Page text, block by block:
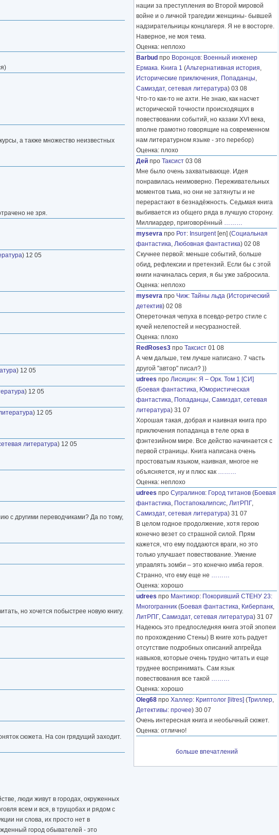
а также множество неизвестных
не зря.
) 12 05
) 12 05
) 12 05
) 12 05
литература) 12 05
с другими переводчиками? Да по тому,
но хочется побыстрее новую книгу.
сюжета. На сон грядущий заходит.
люди живут в городах, окруженных
всем и вся, в трущобах и рядом с
ни слова, их просто нет в
город обывателей - это
нации за преступления во Второй мировой
войне и о личной трагедии женщины- бывшей
надзирательницы концлагеря. Я не в восторге.
Наверное, не моя тема.
Оценка: неплохо
Barbud про Воронцов: Военный инженер
Ермака. Книга 1 (Альтернативная история,
Исторические приключения, Попаданцы,
Самиздат, сетевая литература) 03 08
Что-то как-то не ахти. Не знаю, как насчет
исторической точности происходящих в
повествовании событий, но казаки XVI века,
вполне грамотно говорящие на современном
нам литературном языке - это перебор)
Оценка: плохо
Дей про Таксист 03 08
Мне было очень захватывающе. Идея
понравилась неимоверно. Переживательных
моментов тьма, но они не затянуты и не
перерастают в безнадёжность. Седьмая книга
выбивается из общего ряда в лучшую сторону.
Миллиардер, приговорённый ………
mysevra про Рот: Insurgent[en] (Социальная
фантастика, Любовная фантастика) 02 08
Скучнее первой: меньше событий, больше
обид, рефлексии и претензий. Если бы с этой
книги начиналась серия, я бы уже забросила.
Оценка: неплохо
mysevra про Чиж: Тайны льда (Исторический
детектив) 02 08
Опереточная чепуха в псевдо-ретро стиле с
кучей нелепостей и несуразностей.
Оценка: плохо
RedRoses3 про Таксист 01 08
А чем дальше, тем лучше написано. 7 часть
другой "автор" писал? ))
udrees про Лисицин: Я – Орк. Том 1 [СИ]
(Боевая фантастика, Юмористическая
фантастика, Попаданцы, Самиздат, сетевая
литература) 31 07
Хорошая такая, добрая и наивная книга про
приключения попаданца в теле орка в
фэнтезийном мире. Все действо начинается с
первой страницы. Книга написана очень
простоватым языком, наивная, многое не
объясняется, ну и плюс как ………
Оценка: неплохо
udrees про Сугралинов: Город титанов (Боевая
фантастика, Постапокалипсис, ЛитРПГ,
Самиздат, сетевая литература) 31 07
В целом годное продолжение, хотя герою
конечно везет со страшной силой. Прям
кажется, что ему поддаются враги, но это
только улучшает повествование. Умение
управлять зомби – это конечно имба героя.
Странно, что ему еще не ………
Оценка: хорошо
udrees про Мантикор: Покоривший СТЕНУ 23:
Многогранник (Боевая фантастика, Киберпанк,
ЛитРПГ, Самиздат, сетевая литература) 31 07
Надеюсь это предпоследняя книга этой эпопеи
по прохождению Стены) В книге хоть радует
отсутствие подробных описаний апгрейда
навыков, которые очень трудно читать и еще
труднее воспринимать. Сам язык
повествования все такой ………
Оценка: хорошо
Oleg68 про Халлер: Криптолог [litres] (Триллер,
Детективы: прочее) 30 07
Очень интересная книга и необычный сюжет.
Оценка: отлично!
больше впечатлений